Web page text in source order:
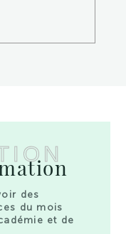
des
du mois
et de